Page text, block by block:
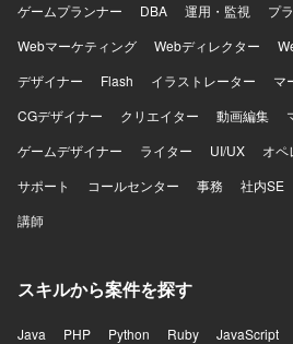
ゲームプランナー
DBA 運用・監視 プ
Webマーケティング
Webディレクター
デザイナー
Flash イラストレーター マ
CGデザイナー
クリエイター 動画編集
ゲームデザイナー
ライター UI/UX オペ
サポート
コールセンター 事務 社内SE
講師
スキルから案件を探す
Java PHP Python Ruby JavaScript